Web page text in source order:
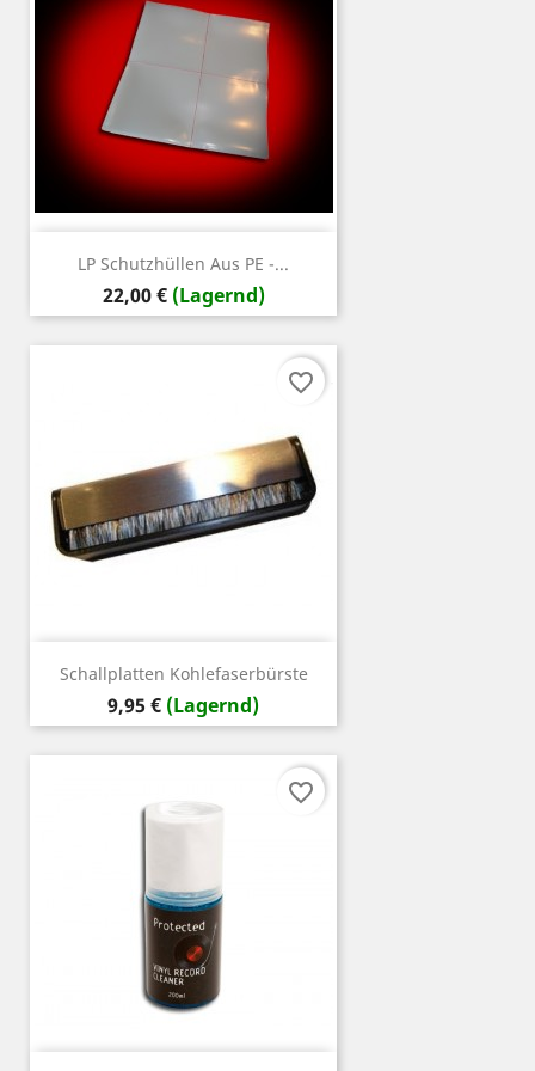
LP Schutzhüllen Aus PE -...
Preis
22,00 € (Lagernd)
Schallplatten Kohlefaserbürste
Preis
9,95 € (Lagernd)
favorite_border
favorite_border